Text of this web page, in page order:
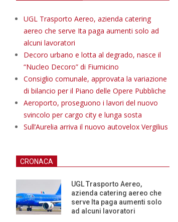
UGL Trasporto Aereo, azienda catering
aereo che serve Ita paga aumenti solo ad
alcuni lavoratori
Decoro urbano e lotta al degrado, nasce il
“Nucleo Decoro” di Fiumicino
Consiglio comunale, approvata la variazione
di bilancio per il Piano delle Opere Pubbliche
Aeroporto, proseguono i lavori del nuovo
svincolo per cargo city e lunga sosta
Sull’Aurelia arriva il nuovo autovelox Vergilius
CRONACA
UGL Trasporto Aereo,
azienda catering aereo che
serve Ita paga aumenti solo
ad alcuni lavoratori